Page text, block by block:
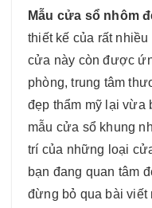
Mẫu cửa sổ nhôm
thiết kế của rất
cửa này còn được
phòng, trung tâm
đẹp thẩm mỹ lại vừa
mẫu cửa sổ khung
trí của những loại
bạn đang quan tâm
đừng bỏ qua bài viết